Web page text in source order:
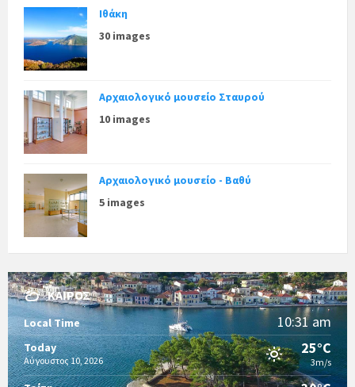
Ιθάκη
30 images
Αρχαιολογικό μουσείο Σταυρού
10 images
Αρχαιολογικό μουσείο - Βαθύ
5 images
ΚΑΙΡΌΣ
Local Time 10:31 am
Today
Αύγουστος 10, 2026
25°C
3m/s